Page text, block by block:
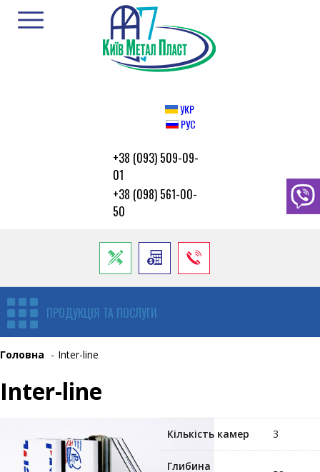
УКР
РУС
+38 (093) 509-09-
01
+38 (098) 561-00-
50
ПРОДУКЦІЯ ТА ПОСЛУГИ
Головна - Inter-line
Inter-line
Кількість камер 3
Глибина